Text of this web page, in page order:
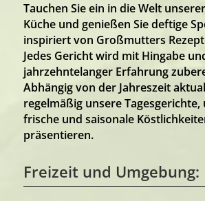
Tauchen Sie ein in die Welt
Küche und genießen Sie deftige
inspiriert von Großmutters
Jedes Gericht wird mit Hingabe
jahrzehntelanger Erfahrung
Abhängig von der Jahreszeit
regelmäßig unsere
frische und saisonale
präsentieren.
Freizeit und Umgebung: